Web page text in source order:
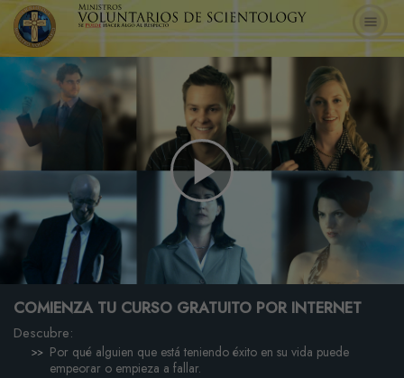
Play
Video
COMIENZA TU CURSO GRATUITO POR INTERNET
Descubre:
Por qué alguien que está teniendo éxito en su vida puede
empeorar o empieza a fallar.